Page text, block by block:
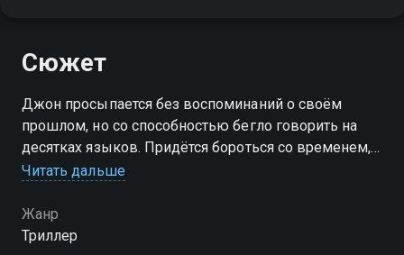
Сюжет
Джон просыпается без воспоминаний о своём
прошлом, но со способностью бегло говорить на
десятках языков. Придётся бороться со временем,
чтобы вспомнить себя настоящего.
Читать дальше
Жанр
Триллер